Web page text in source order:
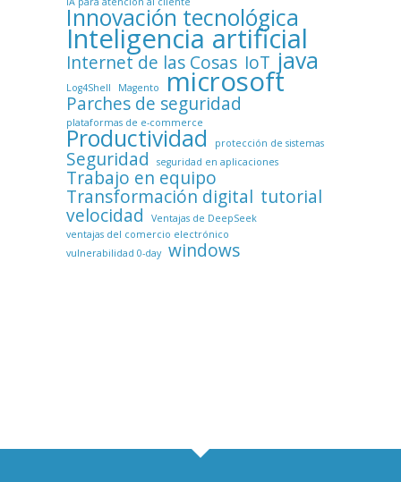
Innovación tecnológica
Inteligencia artificial
Internet de las Cosas IoT java
Log4Shell Magento microsoft
Parches de seguridad
plataformas de e-commerce
Productividad protección de sistemas
Seguridad seguridad en aplicaciones
Trabajo en equipo
Transformación digital tutorial
velocidad
Ventajas de DeepSeek
ventajas del comercio electrónico
vulnerabilidad 0-day windows